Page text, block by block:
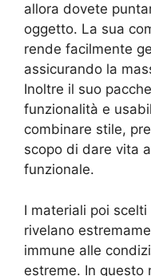
allora dovete
oggetto. La sua
rende facilmente
assicurando la
Inoltre il suo
funzionalità e
combinare stile,
scopo di dare vita
funzionale.
I materiali poi
rivelano
immune alle
estreme. In questo